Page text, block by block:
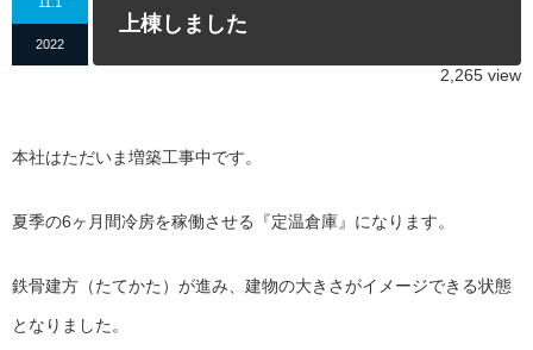
2022
上棟しました
2,265 view
本社はただいま増築工事中です。
夏季の6ヶ月間冷房を稼働させる『定温倉庫』になります。
鉄骨建方（たてかた）が進み、建物の大きさがイメージできる状態
となりました。